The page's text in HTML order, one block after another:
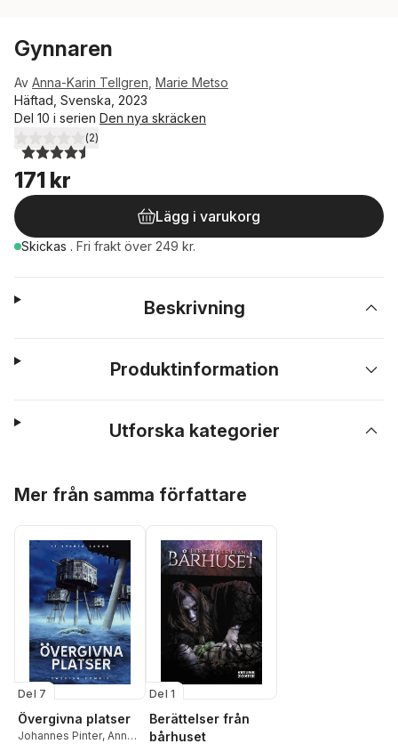
Gynnaren
Av Anna-Karin Tellgren Marie Metso
Häftad, Svenska, 2023
Del 10 i serien Den nya skräcken
4,5utav 5 stjärnor. Totalt antal röster:
(2)
171 kr
Lägg i varukorg
Skickas . Fri frakt över 249 kr.
Beskrivning
Produktinformation
Utforska kategorier
Mer från samma författare
Del 7
Övergivna platser
Johannes Pinter, Anna-
Del 1
Berättelser från
bårhuset